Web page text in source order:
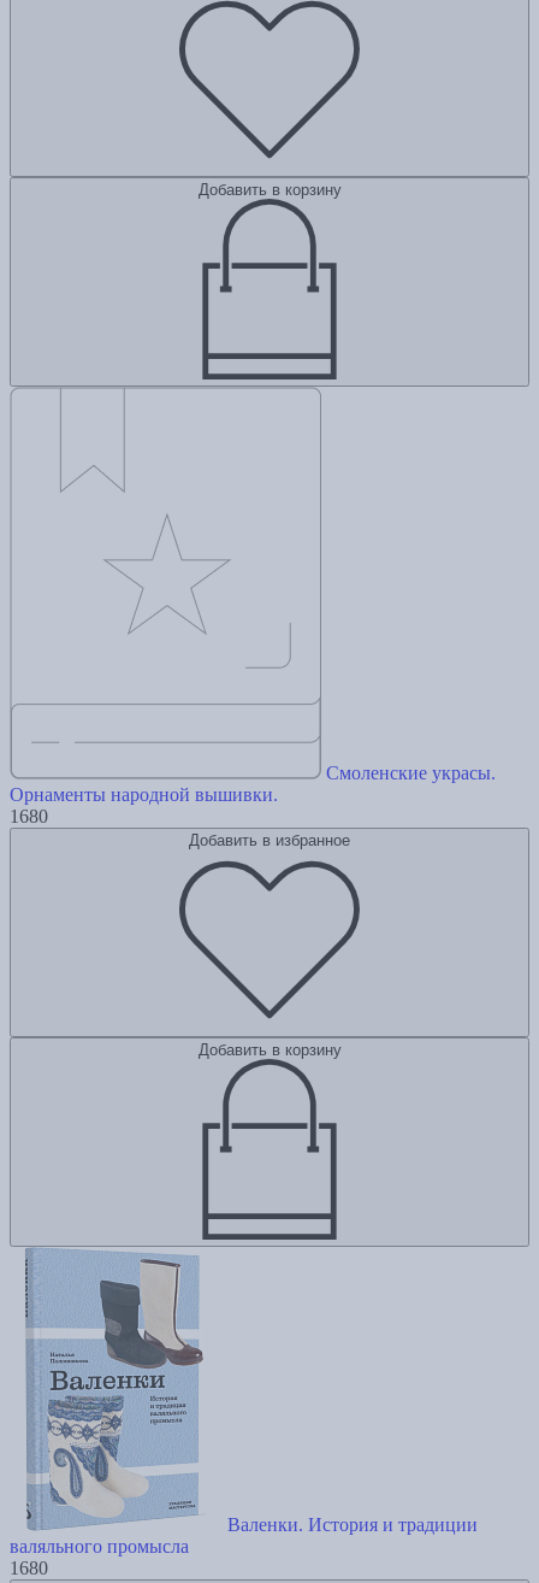
Добавить в корзину
Смоленские украсы.
Орнаменты народной вышивки.
1680
Добавить в избранное
Добавить в корзину
Валенки. История и традиции
валяльного промысла
1680